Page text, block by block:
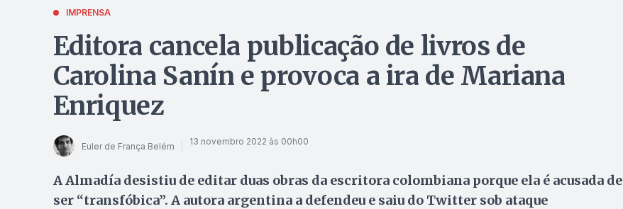
IMPRENSA
Editora cancela publicação de livros de
Carolina Sanín e provoca a ira de Mariana
Enriquez
Euler de França Belém 13 novembro 2022 às 00h00
A Almadía desistiu de editar duas obras da escritora colombiana porque ela é acusada de
ser “transfóbica”. A autora argentina a defendeu e saiu do Twitter sob ataque